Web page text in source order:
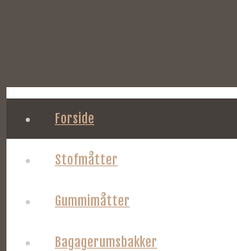
Forside
Stofmåtter
Gummimåtter
Bagagerumsbakker